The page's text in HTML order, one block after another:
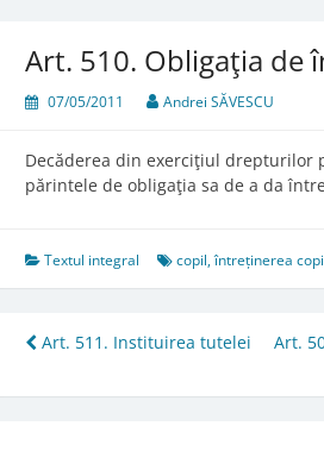
Art. 510. Obligaţia de
07/05/2011 Andrei SĂVESCU
Decăderea din exerciţiul drepturilor
părintele de obligaţia sa de a da
Textul integral copil,întreținerea
Post
navigation
Art. 511. Instituirea tutelei Art.